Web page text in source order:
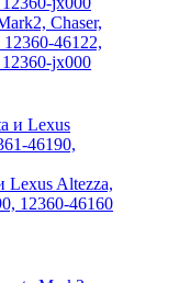
Chaser,
46122,
jx000
Lexus Altezza,
12360-46160